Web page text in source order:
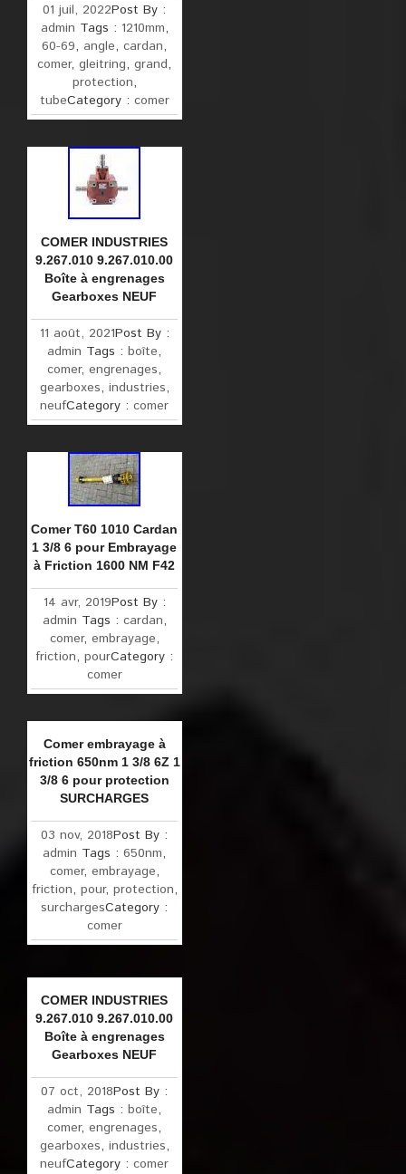
01 juil, 2022Post By :
admin Tags : 1210mm,
60-69, angle,cardan,
comer,gleitring,grand,
protection,
tubeCategory : comer
COMER INDUSTRIES
9.267.010 9.267.010.00
Boîte à engrenages
Gearboxes NEUF
11 août, 2021Post By :
admin Tags :boîte,
comer,engrenages,
gearboxes, industries,
neufCategory :comer
Comer T60 1010 Cardan
1 3/8 6 pour Embrayage
à Friction 1600 NM F42
14 avr, 2019Post By :
admin Tags : cardan,
comer, embrayage,
friction,pourCategory :
comer
Comer embrayage à
friction 650nm 1 3/8 6Z 1
3/8 6 pour protection
SURCHARGES
03 nov, 2018Post By :
admin Tags :650nm,
comer, embrayage,
friction, pour, protection,
surchargesCategory :
comer
COMER INDUSTRIES
9.267.010 9.267.010.00
Boîte à engrenages
Gearboxes NEUF
07 oct, 2018Post By :
admin Tags :boîte,
comer,engrenages,
gearboxes, industries,
neufCategory :comer